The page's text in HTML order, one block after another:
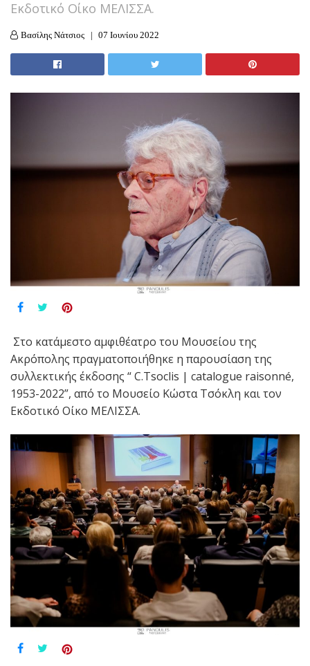
Εκδοτικό Οίκο ΜΕΛΙΣΣΑ.
Βασίλης Νάτσιος 07 Ιουνίου 2022
Στο κατάμεστο αμφιθέατρο του Μουσείου της
Ακρόπολης πραγματοποιήθηκε η παρουσίαση της
συλλεκτικής έκδοσης “ C.Tsoclis | catalogue raisonné,
1953-2022”, από το Μουσείο Κώστα Τσόκλη και τον
Εκδοτικό Οίκο ΜΕΛΙΣΣΑ.